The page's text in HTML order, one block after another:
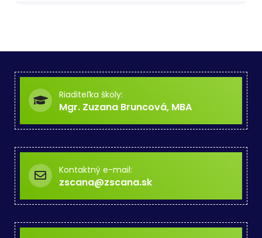
Riaditeľka školy:
Mgr. Zuzana Bruncová, MBA
Kontaktný e-mail:
zscana@zscana.sk